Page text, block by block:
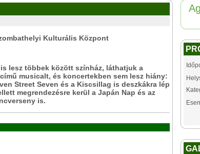
Kulturális Központ
lesz többek között színház, láthatjuk a
musicalt, és koncertekben sem lesz hiány:
Street Seven és a Kiscsillag is deszkákra lép
megrendezésre kerül a Japán Nap és az
is.